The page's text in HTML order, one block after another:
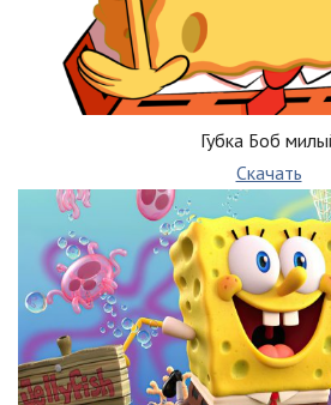
Губка Боб
Скачать